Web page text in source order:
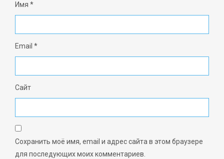
Имя *
Email *
Сайт
Сохранить моё имя, email и адрес сайта в этом браузере
для последующих моих комментариев.